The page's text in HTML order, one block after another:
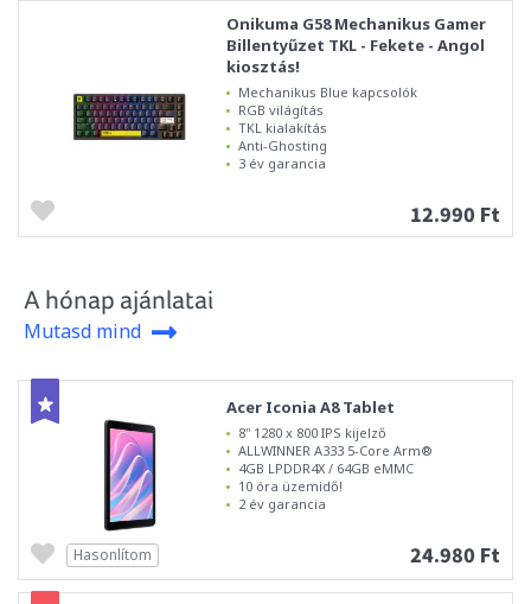
Onikuma G58 Mechanikus Gamer
Billentyűzet TKL - Fekete - Angol
kiosztás!
Mechanikus Blue kapcsolók
RGB világítás
TKL kialakítás
Anti-Ghosting
3 év garancia
12.990 Ft
A hónap ajánlatai
Mutasd mind
Acer Iconia A8 Tablet
8" 1280 x 800 IPS kijelző
ALLWINNER A333 5-Core Arm®
4GB LPDDR4X / 64GB eMMC
10 óra üzemidő!
2 év garancia
24.980 Ft
Hasonlítom